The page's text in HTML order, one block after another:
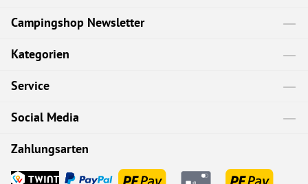
Campingshop Newsletter
Kategorien
Service
Social Media
Zahlungsarten